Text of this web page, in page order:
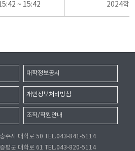
~ 15:42 2024학
대학정보공시
개인정보처리방침
조직/직원안내
주시 대학로 50 TEL.043-841-5114
평군 대학로 61 TEL.043-820-5114